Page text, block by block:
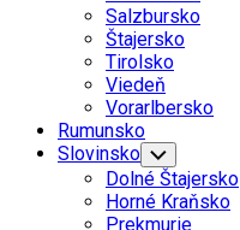
Salzbursko
Štajersko
Tirolsko
Viedeň
Vorarlbersko
Rumunsko
Slovinsko Toggle
Child
Menu
Dolné Štajersko
Horné Kraňsko
Prekmurie